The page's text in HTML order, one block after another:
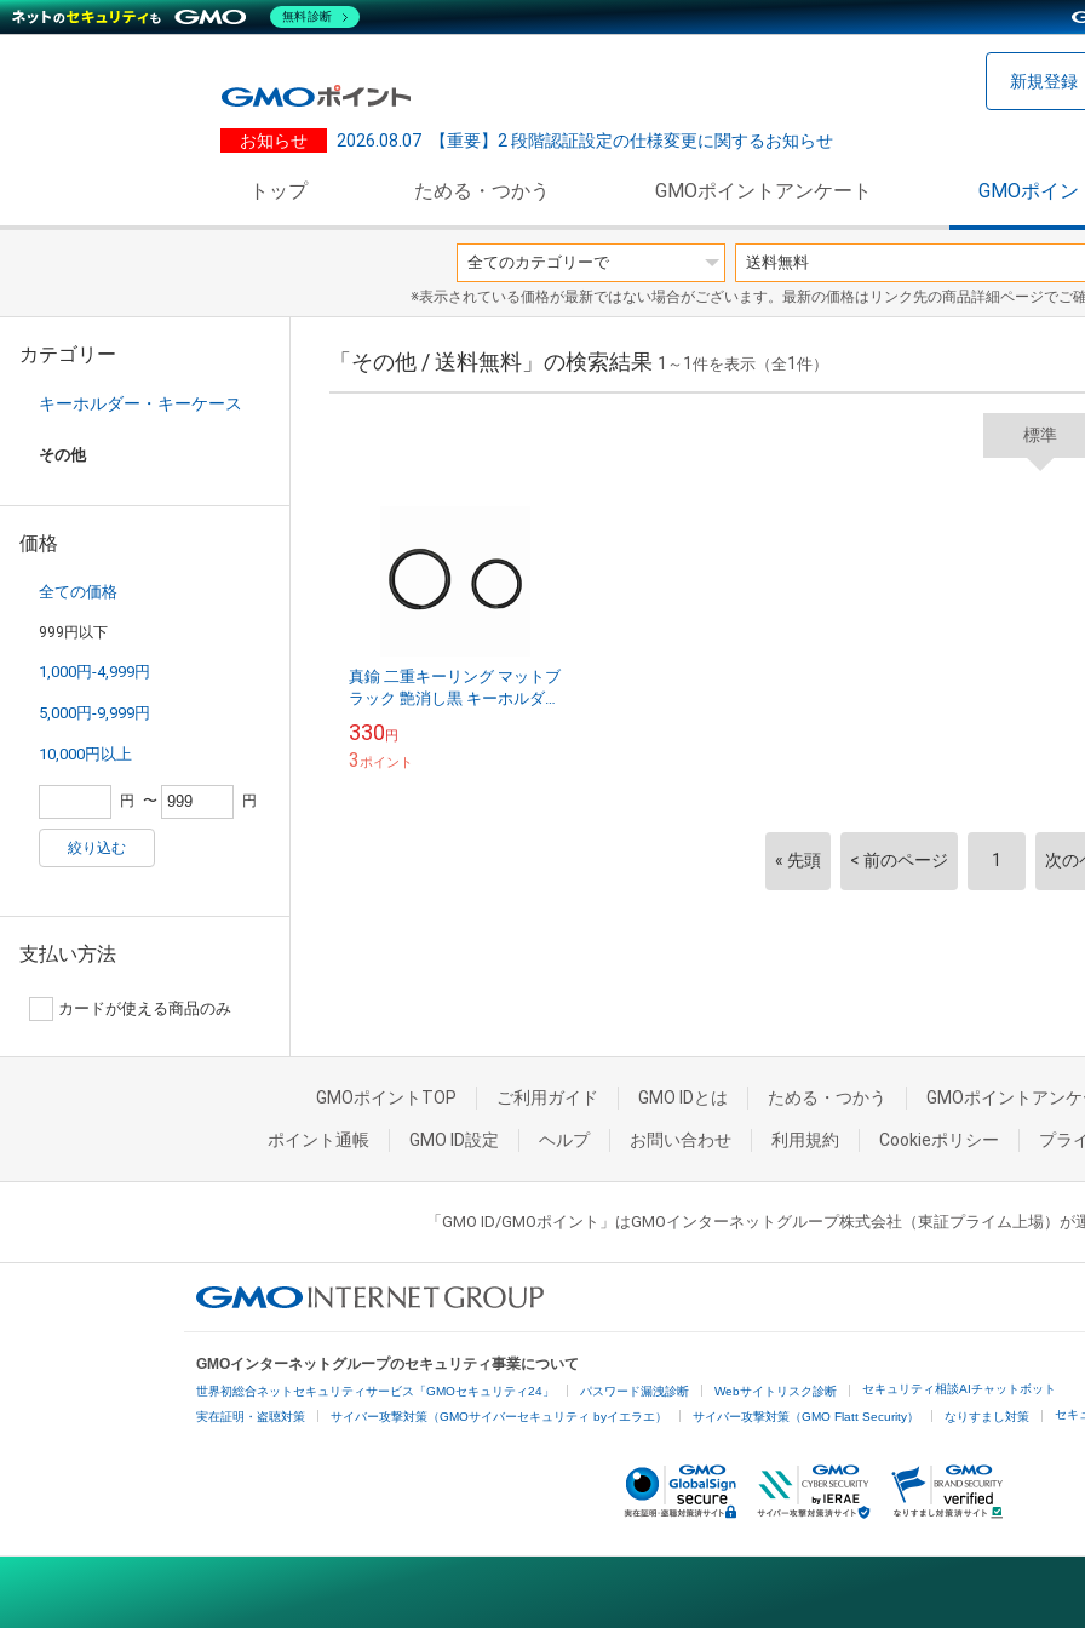
新規登録
お知らせ 2026.08.07 【重要】2 段階認証設定の仕様変更に関するお知らせ
トップ ためる・つかう GMOポイントアンケート GMOポイ
※表示されている価格が最新ではない場合がございます。最新の価格はリンク先の商品詳細ページでご
カテゴリー
キーホルダー・キーケース
その他
価格
全ての価格
999円以下
1,000円-4,999円
5,000円-9,999円
10,000円以上
円 〜 円
絞り込む
支払い方法
カードが使える商品のみ
「その他 / 送料無料」の検索結果 1 ～ 1 件を表示（全1 件）
標準
真鍮 二重キーリング マットブ
ラック 艶消し黒 キーホルダー
イズ 30mm 25mm
330円
3ポイント
« 先頭 < 前のページ 1 次の
GMOポイントTOP ご利用ガイド GMO IDとは ためる・つかう GMOポイントアンケ
ポイント通帳 GMO ID設定 ヘルプ お問い合わせ 利用規約 Cookieポリシー プラ
「GMO ID/GMOポイント」はGMOインターネットグループ株式会社（東証プライム上場）が
GMOインターネットグループのセキュリティ事業について
世界初総合ネットセキュリティサービス「GMOセキュリティ24」 パスワード漏洩診断 Webサイトリスク診断 セキュリティ相談AIチャットボット
実在証明・盗聴対策 サイバー攻撃対策（GMOサイバーセキュリティ byイエラエ） サイバー攻撃対策（GMO Flatt Security） なりすまし対策 セキ
無料診断